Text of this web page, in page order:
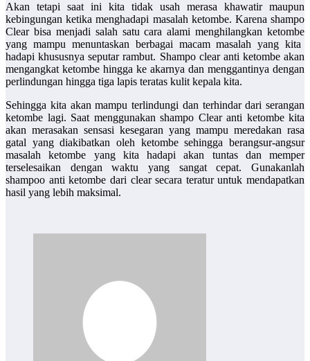
Akan tetapi saat ini kita tidak usah merasa khawatir maupun
kebingungan ketika menghadapi masalah ketombe. Karena shampo
Clear bisa menjadi salah satucara alami menghilangkan ketombe
yang mampu menuntaskan berbagai macam masalah yang kita
hadapi khususnya seputar rambut. Shampo clear anti ketombe akan
mengangkat ketombe hingga ke akarnya dan menggantinya dengan
perlindungan hingga tiga lapis teratas kulit kepala kita.
Sehingga kita akan mampu terlindungi dan terhindar dari serangan
ketombe lagi. Saat menggunakan shampo Clear anti ketombe kita
akan merasakan sensasi kesegaran yang mampu meredakan rasa
gatal yang diakibatkan oleh ketombe sehingga berangsur-angsur
masalah ketombe yang kita hadapi akan tuntas dan memper
terselesaikan dengan waktu yang sangat cepat. Gunakanlah
shampoo anti ketombe dari clear secara teratur untuk mendapatkan
hasil yang lebih maksimal.